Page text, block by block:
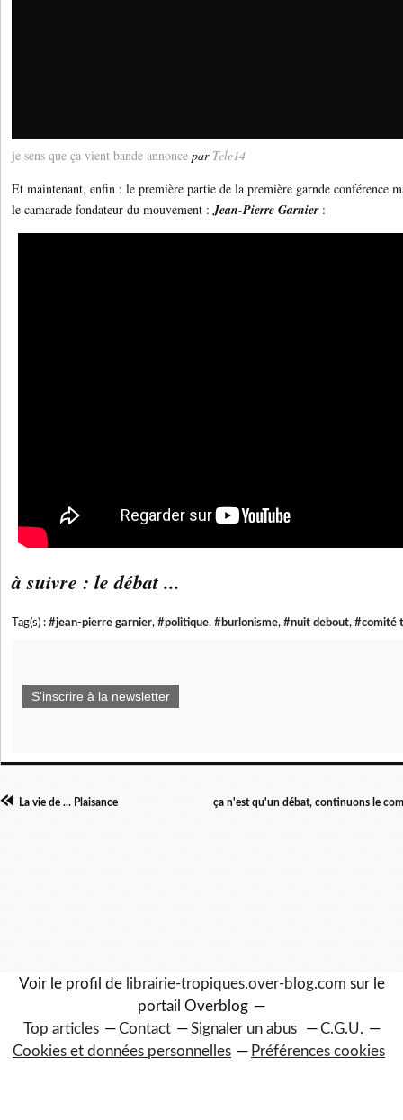
je sens que ça vient bande annonce par Tele14
Et maintenant, enfin : le première partie de la première garnde conférence
le camarade fondateur du mouvement :Jean-Pierre Garnier :
à suivre : le débat ...
Tag(s) : #jean-pierre garnier, #politique, #burlonisme, #nuit debout, #comité
S'inscrire à la newsletter
La vie de ... Plaisance ça n'est qu'un débat, continuons le
Voir le profil de librairie-tropiques.over-blog.com sur le
portail Overblog
Top articles
Contact Signaler un abus
C.G.U.
Cookies et données personnelles
Préférences cookies